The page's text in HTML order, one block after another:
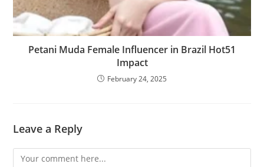
Petani Muda Female Influencer in Brazil Hot51
Impact
February 24, 2025
Leave a Reply